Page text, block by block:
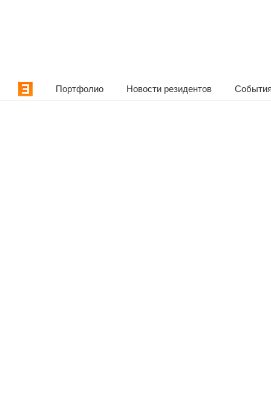
Портфолио Новости резидентов